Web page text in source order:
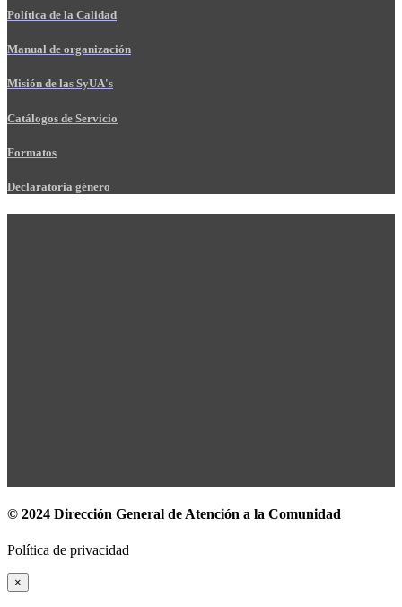
Política de la Calidad
Manual de organización
Misión de las SyUA's
Catálogos de Servicio
Formatos
Declaratoria género
© 2024 Dirección General de Atención a la Comunidad
Política de privacidad
×